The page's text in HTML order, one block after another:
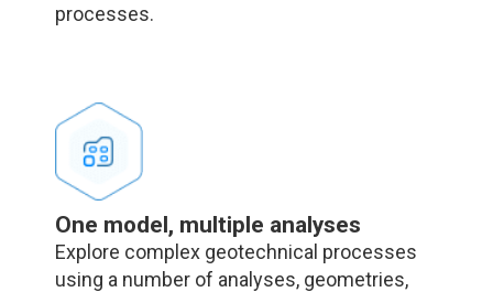
processes.
One model, multiple analyses
Explore complex geotechnical processes
using a number of analyses, geometries,